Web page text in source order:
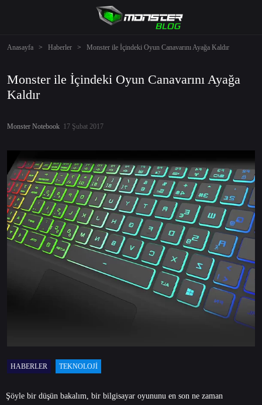
Anasayfa > Haberler > Monster ile İçindeki Oyun Canavarını Ayağa Kaldır
Monster ile İçindeki Oyun Canavarını Ayağa
Kaldır
Monster Notebook 17 Şubat 2017
HABERLER TEKNOLOJI
Şöyle bir düşün bakalım, bir bilgisayar oyununu en son ne zaman